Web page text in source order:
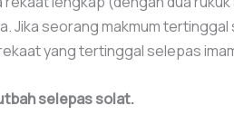
Jika seorang makmum
yang tertinggal selepas
selepas solat.